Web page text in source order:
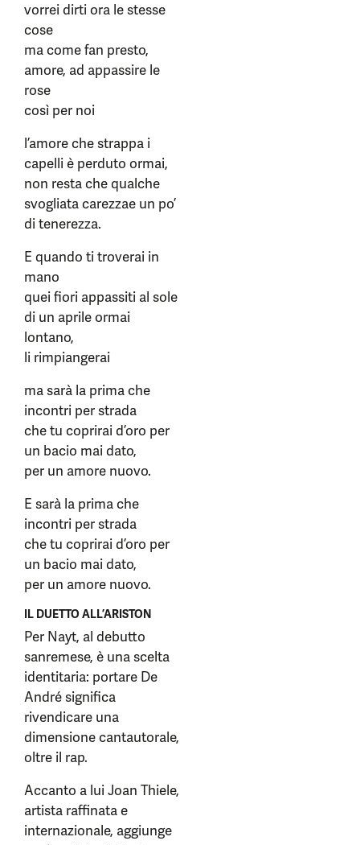
vorrei dirti ora le stesse
cose
ma come fan presto,
amore, ad appassire le
rose
così per noi
l’amore che strappa i
capelli è perduto ormai,
non resta che qualche
svogliata carezzae un po’
di tenerezza.
E quando ti troverai in
mano
quei fiori appassiti al sole
di un aprile ormai
lontano,
li rimpiangerai
ma sarà la prima che
incontri per strada
che tu coprirai d’oro per
un bacio mai dato,
per un amore nuovo.
E sarà la prima che
incontri per strada
che tu coprirai d’oro per
un bacio mai dato,
per un amore nuovo.
IL DUETTO ALL’ARISTON
Per Nayt, al debutto
sanremese, è una scelta
identitaria: portare De
André significa
rivendicare una
dimensione cantautorale,
oltre il rap.
Accanto a lui Joan Thiele,
artista raffinata e
internazionale, aggiunge